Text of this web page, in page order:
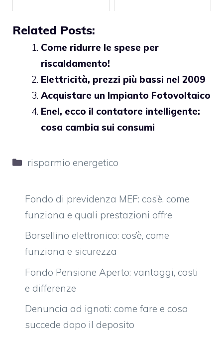
Related Posts:
Come ridurre le spese per
riscaldamento!
Elettricità, prezzi più bassi nel 2009
Acquistare un Impianto Fotovoltaico
Enel, ecco il contatore intelligente:
cosa cambia sui consumi
Categorie
risparmio energetico
Fondo di previdenza MEF: cos’è, come
funziona e quali prestazioni offre
Borsellino elettronico: cos’è, come
funziona e sicurezza
Fondo Pensione Aperto: vantaggi, costi
e differenze
Denuncia ad ignoti: come fare e cosa
succede dopo il deposito